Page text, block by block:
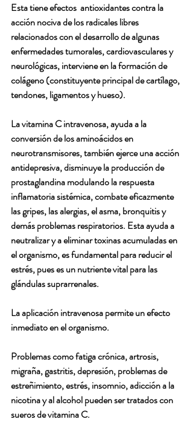
Esta tiene efectos  antioxidantes contra la
acción nociva de los radicales libres
relacionados con el desarrollo de algunas
enfermedades tumorales, cardiovasculares y
neurológicas, interviene en la formación de
colágeno (constituyente principal de cartílago,
tendones, ligamentos y hueso).
La vitamina C intravenosa, ayuda a la
conversión de los aminoácidos en
neurotransmisores, también ejerce una acción
antidepresiva, disminuye la producción de
prostaglandina modulando la respuesta
inflamatoria sistémica, combate eficazmente
las gripes, las alergias, el asma, bronquitis y
demás problemas respiratorios. Esta ayuda a
neutralizar y a eliminar toxinas acumuladas en
el organismo, es fundamental para reducir el
estrés, pues es un nutriente vital para las
glándulas suprarrenales.
La aplicación intravenosa permite un efecto
inmediato en el organismo.
Problemas como fatiga crónica, artrosis,
migraña, gastritis, depresión, problemas de
estreñimiento, estrés, insomnio, adicción a la
nicotina y al alcohol pueden ser tratados con
sueros de vitamina C.